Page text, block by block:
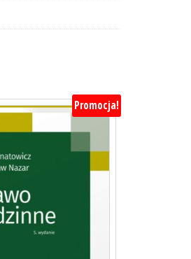
Promocja!